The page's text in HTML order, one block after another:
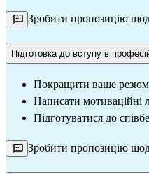
Зробити пропозицію
Підготовка до вступу в
Покращити ваше
Написати мотиваційні
Підготуватися до
Зробити пропозицію